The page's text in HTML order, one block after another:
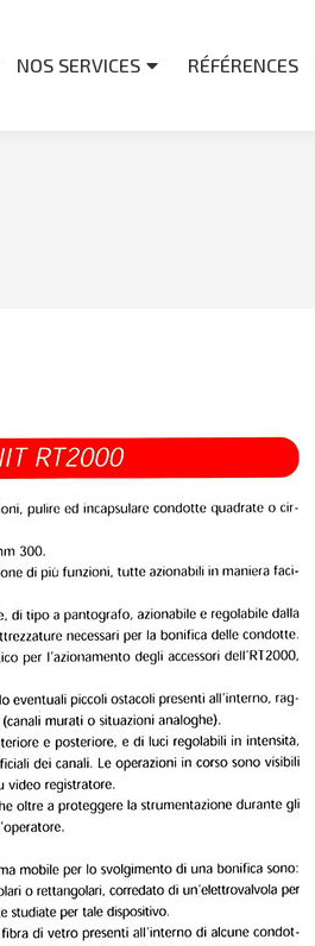
NOS SERVICES RÉFÉRENCES